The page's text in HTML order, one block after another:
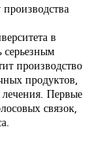
в
серьезным
производство
продуктов,
Первые
связок,